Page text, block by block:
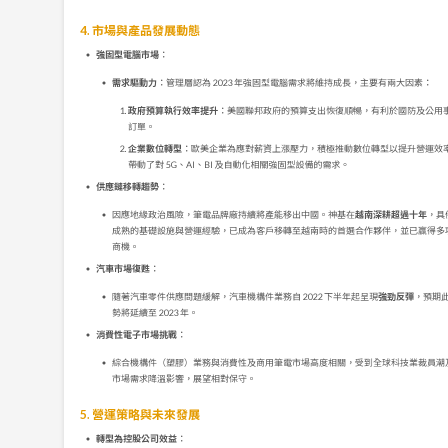
4. 市場與產品發展動態
強固型電腦市場 ：
需求驅動力 ：管理層認為 2023 年強固型電腦需求將維持成長，主要有兩大因素：
政府預算執行效率提升 ：美國聯邦政府的預算支出恢復順暢，有利於國防及公用
訂單。
企業數位轉型 ：歐美企業為應對薪資上漲壓力，積極推動數位轉型以提升營運效
帶動了對 5G、AI、BI 及自動化相關強固型設備的需求。
供應鏈移轉趨勢 ：
因應地緣政治風險，筆電品牌廠持續將產能移出中國。神基在越南深耕超過十年 ，具
成熟的基礎設施與營運經驗，已成為客戶移轉至越南時的首選合作夥伴，並已贏得多
商機。
汽車市場復甦 ：
隨著汽車零件供應問題緩解，汽車機構件業務自 2022 下半年起呈現強勁反彈 ，預期
勢將延續至 2023 年。
消費性電子市場挑戰 ：
綜合機構件（塑膠）業務與消費性及商用筆電市場高度相關，受到全球科技業裁員潮
市場需求降溫影響，展望相對保守。
5. 營運策略與未來發展
轉型為控股公司效益 ：